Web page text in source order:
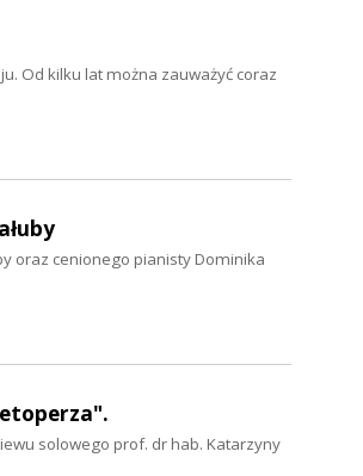
Od kilku lat można zauważyć coraz
oraz cenionego pianisty Dominika
solowego prof. dr hab. Katarzyny